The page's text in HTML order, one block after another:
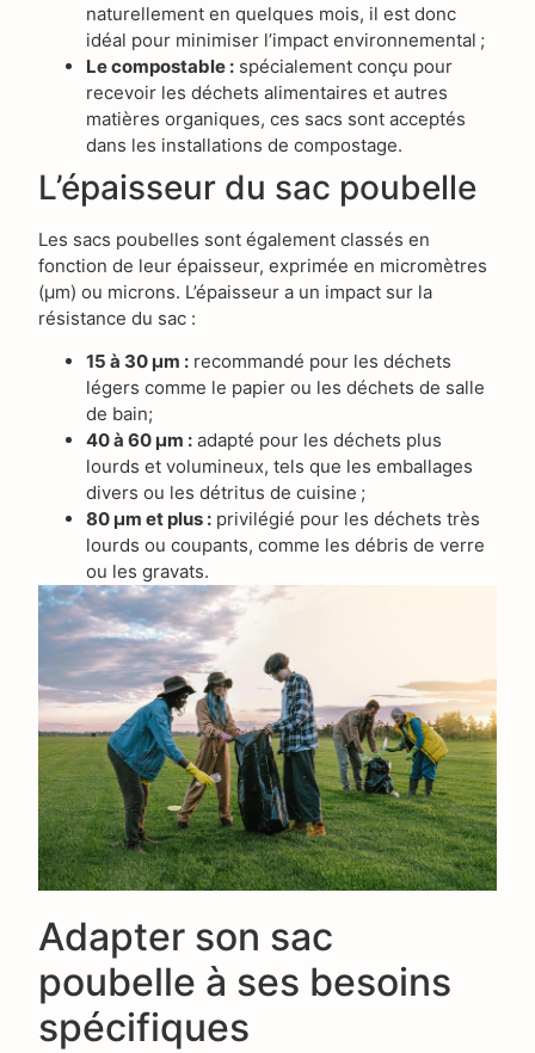
naturellement en quelques mois, il est donc
idéal pour minimiser l’impact environnemental ;
Le compostable : spécialement conçu pour
recevoir les déchets alimentaires et autres
matières organiques, ces sacs sont acceptés
dans les installations de compostage.
L’épaisseur du sac poubelle
Les sacs poubelles sont également classés en
fonction de leur épaisseur, exprimée en micromètres
(µm) ou microns. L’épaisseur a un impact sur la
résistance du sac :
15 à 30 µm : recommandé pour les déchets
légers comme le papier ou les déchets de salle
de bain;
40 à 60 µm : adapté pour les déchets plus
lourds et volumineux, tels que les emballages
divers ou les détritus de cuisine ;
80 µm et plus : privilégié pour les déchets très
lourds ou coupants, comme les débris de verre
ou les gravats.
Adapter son sac
poubelle à ses besoins
spécifiques